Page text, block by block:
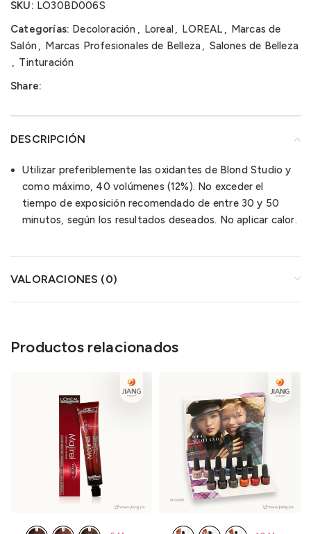
SKU: LO30BD006S
Categorías: Decoloración , Loreal, LOREAL , Marcas de
Salón, Marcas Profesionales de Belleza, Salones de Belleza
, Tinturación
Share:
DESCRIPCIÓN
Utilizar preferiblemente las oxidantes de Blond Studio y
como máximo, 40 volúmenes (12%). No exceder el
tiempo de exposición recomendado de entre 30 y 50
minutos, según los resultados deseados. No aplicar calor.
VALORACIONES (0)
Productos relacionados